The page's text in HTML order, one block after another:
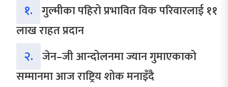
१. गुल्मीका पहिरो प्रभावित विक परिवारलाई ११
लाख राहत प्रदान
२. जेन–जी आन्दोलनमा ज्यान गुमाएकाको
सम्मानमा आज राष्ट्रिय शोक मनाइँदै